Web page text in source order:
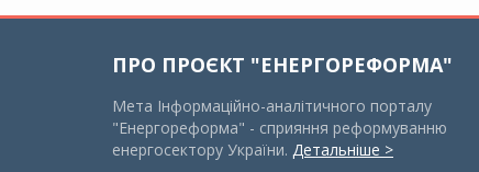
ПРО ПРОЄКТ "ЕНЕРГОРЕФОРМА"
Мета Інформаційно-аналітичного порталу
"Енергореформа" - сприяння реформуванню
енергосектору України. Детальніше >